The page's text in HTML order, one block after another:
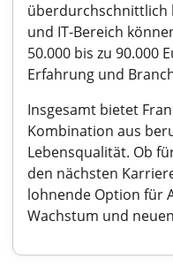
überdurchschnittlich
und IT-Bereich
50.000 bis zu 90.000
Erfahrung und
Insgesamt bietet
Kombination aus
Lebensqualität. Ob
den nächsten
lohnende Option für
Wachstum und